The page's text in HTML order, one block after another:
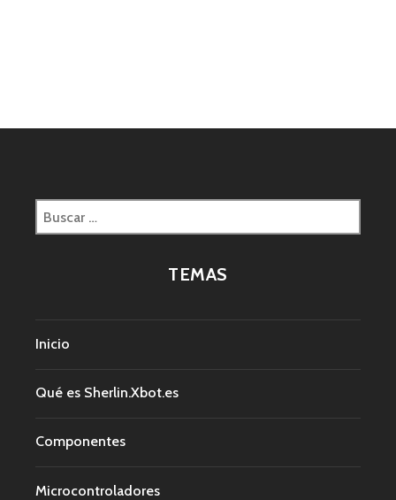
Buscar:
TEMAS
Inicio
Qué es Sherlin.Xbot.es
Componentes
Microcontroladores